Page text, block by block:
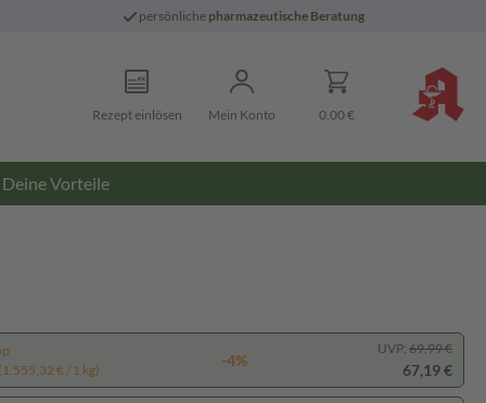
persönliche pharmazeutische Beratung
Rezept einlösen Mein Konto 0,00 €
Deine Vorteile
€ / 1 kg)
-4%
UVP: 69,99 €
67,19 €